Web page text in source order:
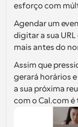
Agende
Receba
esforço com
Agendar um
digitar a sua
mais antes do
Assim que
gerará horários
a sua próxima
com o Cal.com